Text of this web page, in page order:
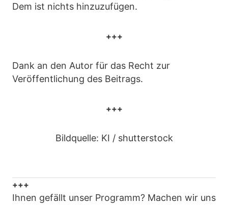
Dem ist nichts hinzuzufügen.
+++
Dank an den Autor für das Recht zur
Veröffentlichung des Beitrags.
+++
Bildquelle: KI / shutterstock
+++
Ihnen gefällt unser Programm? Machen wir uns